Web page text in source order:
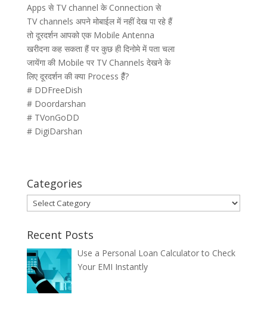
Apps से TV channel के Connection से
TV channels अपने मोबाईल में नहीं देख पा रहे हैं
तो दूरदर्शन आपको एक Mobile Antenna
खरीदना कह सकता हैं पर कुछ ही दिनोमे में पता चला
जायेंगा की Mobile पर TV Channels देखने के
लिए दूरदर्शन की क्या Process है़ैं?
# DDFreeDish
# Doordarshan
# TVonGoDD
# DigiDarshan
Categories
Categories
Recent Posts
Use a Personal Loan Calculator to Check
Your EMI Instantly